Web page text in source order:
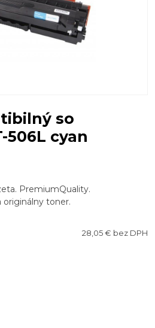
so
506L cyan
PremiumQuality.
originálny toner.
28,05 € bez DPH